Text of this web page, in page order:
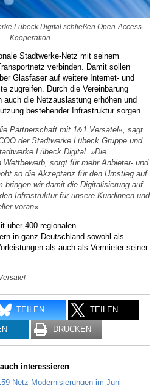
Lübeck Digital schließen Open-Access-
Kooperation
Stadtwerke-Netz mit seinem
verbinden. Damit sollen
Glasfaser auf weitere Internet- und
zugreifen. Durch die Vereinbarung
auch die Netzauslastung erhöhen und
bestehender Infrastruktur sorgen.
Partnerschaft mit 1&1 Versatel«, sagt
der Stadtwerke Lübeck Gruppe und
Lübeck Digital. »Die
sorgt für mehr Anbieter- und
so die Akzeptanz für den Umstieg auf
bringen wir damit die Digitalisierung auf
Infrastruktur für unsere Kundinnen und
voran«.
über 400 regionalen
in ganz Deutschland sowohl als
als auch als Vermieter seiner
TEILEN TEILEN
DRUCKEN
interessieren
Netz-Modernisierungen im Juni